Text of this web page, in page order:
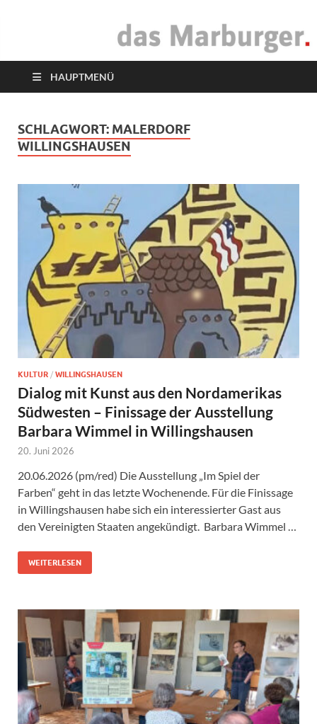
das Marburger.
HAUPTMENÜ
SCHLAGWORT: MALERDORF
WILLINGSHAUSEN
KULTUR / WILLINGSHAUSEN
Dialog mit Kunst aus den Nordamerikas
Südwesten – Finissage der Ausstellung
Barbara Wimmel in Willingshausen
20. Juni 2026
20.06.2026 (pm/red) Die Ausstellung „Im Spiel der
Farben“ geht in das letzte Wochenende. Für die Finissage
in Willingshausen habe sich ein interessierter Gast aus
den Vereinigten Staaten angekündigt. Barbara Wimmel …
WEITERLESEN